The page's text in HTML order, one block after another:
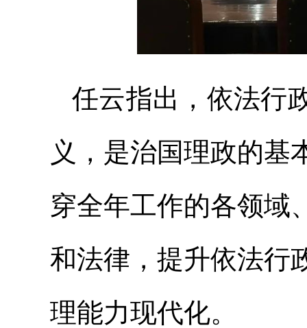
任云指出，依法行
义，是治国理政的基
穿全年工作的各领域
和法律，提升依法行
理能力现代化。